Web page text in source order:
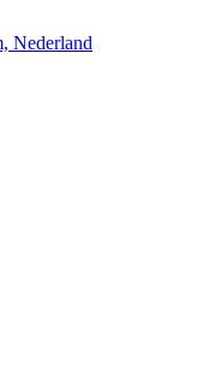
Nederland